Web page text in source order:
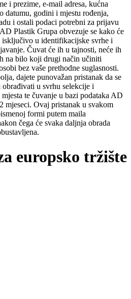
i prezime, e-mail adresa, kućna
datumu, godini i mjestu rođenja,
i ostali podaci potrebni za prijavu
Plastik Grupa obvezuje se kako će
isključivo u identifikacijske svrhe i
Čuvat će ih u tajnosti, neće ih
na bilo koji drugi način učiniti
bez vaše prethodne suglasnosti.
dajete punovažan pristanak da se
u svrhu selekcije i
te čuvanje u bazi podataka AD
mjeseci. Ovaj pristanak u svakom
formi putem maila
čega će svaka daljnja obrada
europsko tržište